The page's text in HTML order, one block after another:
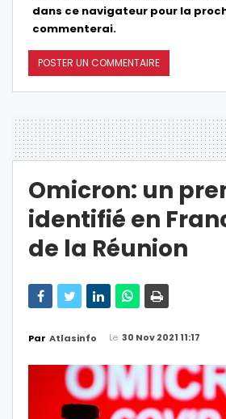
dans ce navigateur pour la
commenterai.
Omicron: un
identifié en
de la Réunion
Par Atlasinfo Le 30 Nov 2021 11:17